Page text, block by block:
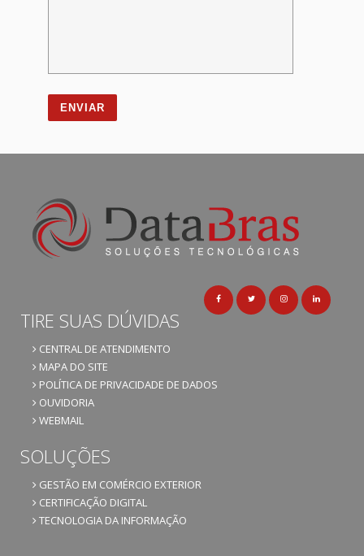
TIRE SUAS DÚVIDAS
CENTRAL DE ATENDIMENTO
MAPA DO SITE
POLÍTICA DE PRIVACIDADE DE DADOS
OUVIDORIA
WEBMAIL
SOLUÇÕES
GESTÃO EM COMÉRCIO EXTERIOR
CERTIFICAÇÃO DIGITAL
TECNOLOGIA DA INFORMAÇÃO